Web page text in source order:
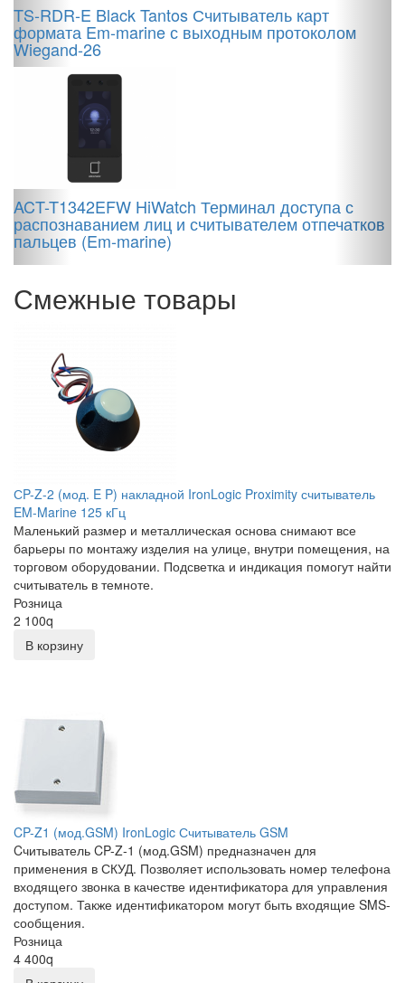
TS-RDR-E Black Tantos Считыватель карт
формата Em-marine с выходным протоколом
Wiegand-26
ACT-T1342EFW HiWatch Терминал доступа с
распознаванием лиц и считывателем отпечатков
пальцев (Em-marine)
Смежные товары
СP-Z-2 (мод. E P) накладной IronLogic Proximity считыватель
EM-Marine 125 кГц
Маленький размер и металлическая основа снимают все
барьеры по монтажу изделия на улице, внутри помещения, на
торговом оборудовании. Подсветка и индикация помогут найти
считыватель в темноте.
Розница
2 100q
В корзину
CP-Z1 (мод.GSM) IronLogic Считыватель GSM
Cчитыватель CP-Z-1 (мод.GSM) предназначен для
применения в СКУД. Позволяет использовать номер телефона
входящего звонка в качестве идентификатора для управления
доступом. Также идентификатором могут быть входящие SMS-
сообщения.
Розница
4 400q